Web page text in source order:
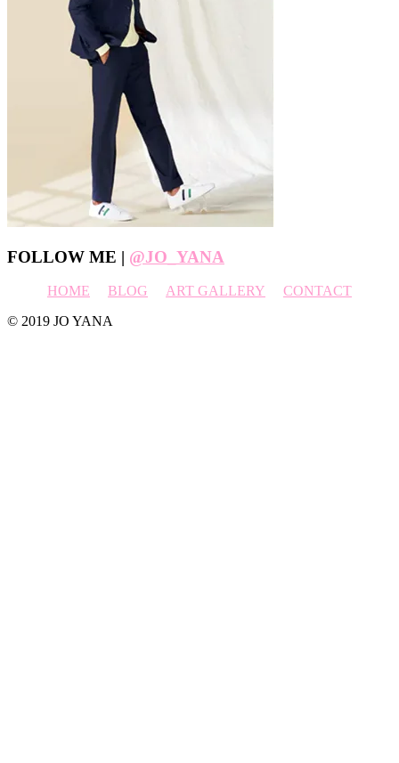
Footer
FOLLOW ME | @JO_YANA
HOME BLOG ART GALLERY
CONTACT
© 2019 JO YANA